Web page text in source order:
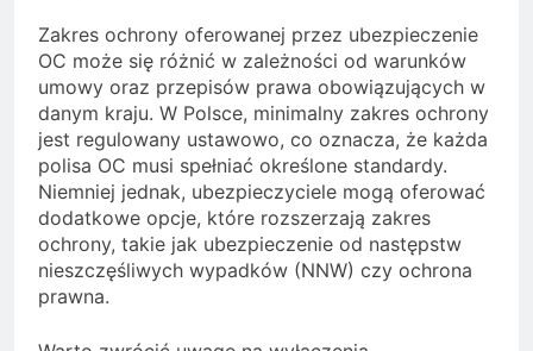
Zakres ochrony oferowanej przez ubezpieczenie
OC może się różnić w zależności od warunków
umowy oraz przepisów prawa obowiązujących w
danym kraju. W Polsce, minimalny zakres ochrony
jest regulowany ustawowo, co oznacza, że każda
polisa OC musi spełniać określone standardy.
Niemniej jednak, ubezpieczyciele mogą oferować
dodatkowe opcje, które rozszerzają zakres
ochrony, takie jak ubezpieczenie od następstw
nieszczęśliwych wypadków (NNW) czy ochrona
prawna.